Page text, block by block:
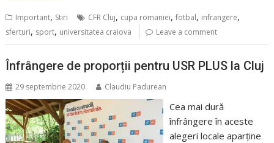
Important, Stiri CFR Cluj, cupa romaniei,fotbal, infrangere,
sferturi, sport, universitatea craiova Leave a comment
Înfrângere de proporții pentru USR PLUS la Cluj
29 septembrie 2020 Claudiu Padurean
Cea mai dură
înfrângere în aceste
alegeri locale aparține